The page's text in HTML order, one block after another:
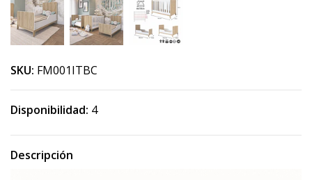
SKU: FM001ITBC
Disponibilidad: 4
Descripción